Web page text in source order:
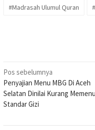
#Madrasah Ulumul Quran
Navigasi
pos
Pos sebelumnya
Penyajian Menu MBG Di Aceh
Selatan Dinilai Kurang
Standar Gizi